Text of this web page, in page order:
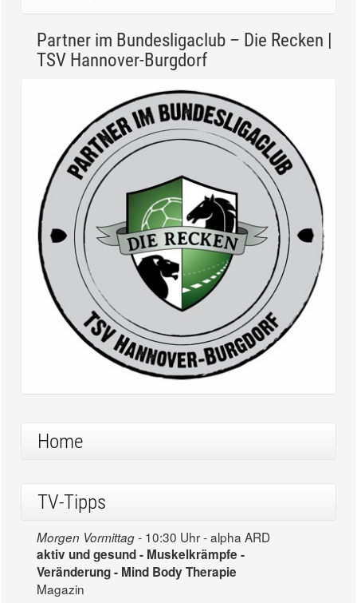
Partner im Bundesligaclub – Die Recken |
TSV Hannover-Burgdorf
Home
TV-Tipps
Morgen Vormittag - 10:30 Uhr - alpha ARD
aktiv und gesund - Muskelkrämpfe -
Veränderung - Mind Body Therapie
Magazin